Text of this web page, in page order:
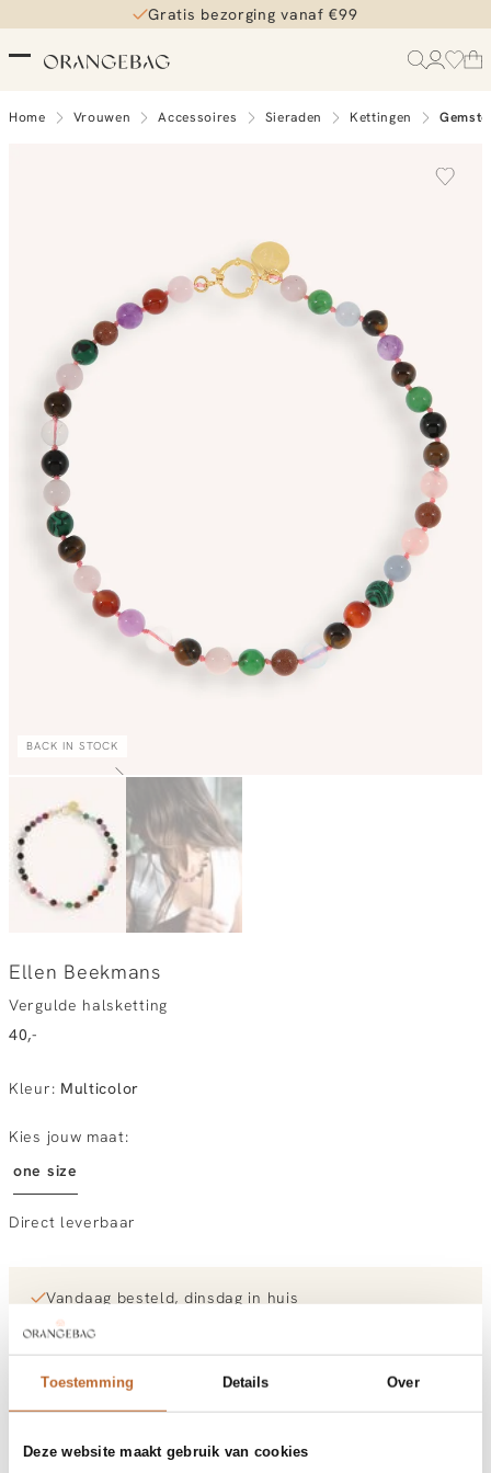
Toestemming Details Over
Deze website maakt gebruik van cookies
Gratis bezorging vanaf €99
Home Vrouwen Accessoires Sieraden Kettingen
BACK IN STOCK
Ellen Beekmans
Vergulde halsketting
40,-
Kleur: Multicolor
Kies jouw maat:
one size
Direct leverbaar
Vandaag besteld, dinsdag in huis
Gratis bezorging vanaf €99
30 dagen bedenktijd